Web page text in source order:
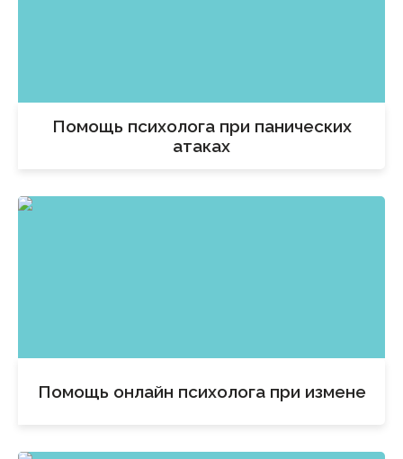
Помощь психолога при панических
атаках
Помощь онлайн психолога при измене